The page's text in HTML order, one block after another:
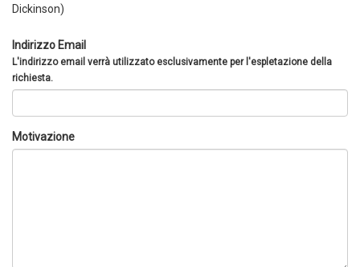
Dickinson)
Indirizzo Email
L'indirizzo email verrà utilizzato esclusivamente per l'espletazione della
richiesta.
Motivazione